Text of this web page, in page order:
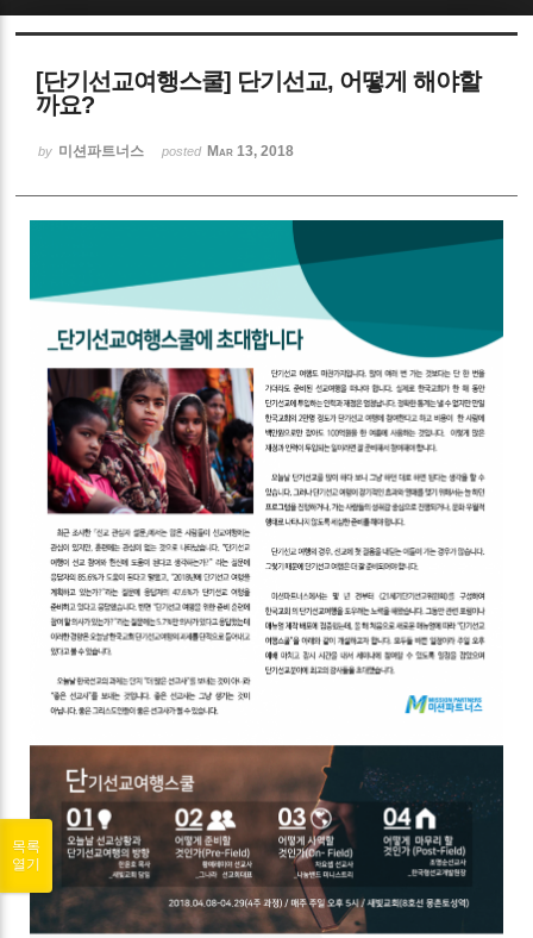
[단기선교여행스쿨] 단기선교, 어떻게 해야할
까요?
by 미션파트너스 posted Mar 13, 2018
목록
열기
Sketchbook5, 스케치북5
Sketchbook5, 스케치북5